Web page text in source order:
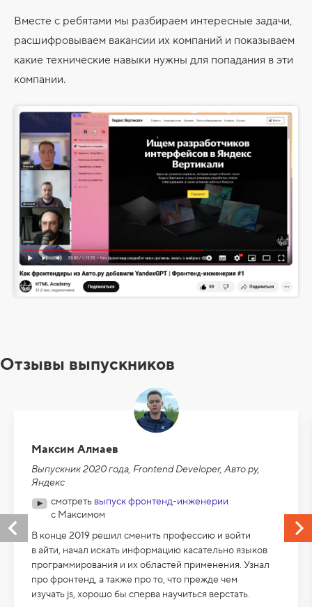
т
Вместе с ребятами мы разбираем интересные задачи,
расшифровываем вакансии их компаний и показываем
какие технические навыки нужны для попадания в эти
компании.
Отзывы выпускников
Максим Алмаев
Выпускник 2020 года, Frontend Developer, Авто.ру,
Яндекс
смотреть выпуск фронтенд-инженерии
с Максимом
В конце 2019 решил сменить профессию и войти
в айти, начал искать информацию касательно языков
программирования и их областей применения. Узнал
про фронтенд, а также про то, что прежде чем
изучать js, хорошо бы сперва научиться верстать.